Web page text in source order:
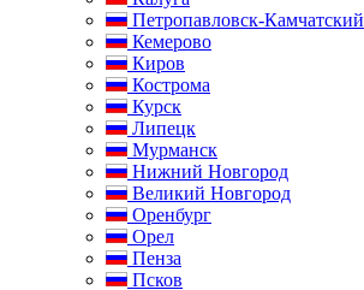
Петропавловск-Камчатский
Кемерово
Киров
Кострома
Курск
Липецк
Мурманск
Нижний Новгород
Великий Новгород
Оренбург
Орел
Пенза
Псков